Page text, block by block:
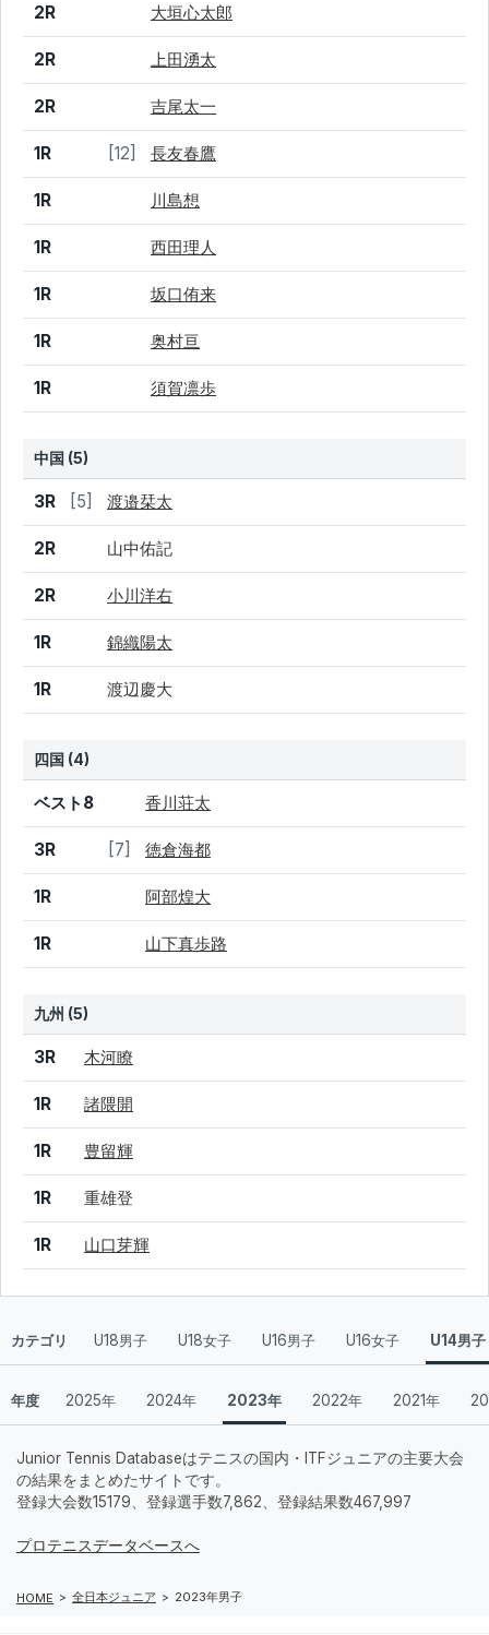
2R 大垣心太郎
2R 上田湧太
2R 吉尾太一
1R [12] 長友春鷹
1R 川島想
1R 西田理人
1R 坂口侑来
1R 奥村亘
1R 須賀凛歩
中国 (5)
結果 シード 選手名
3R [5] 渡邉栞太
2R 山中佑記
2R 小川洋右
1R 錦織陽太
1R 渡辺慶大
四国 (4)
結果 シード 選手名
ベスト8 香川荘太
3R [7] 徳倉海都
1R 阿部煌大
1R 山下真歩路
九州 (5)
結果 シード
3R 木河瞭
1R 諸隈開
1R 豊留輝
1R 重雄登
1R 山口芽輝
カテゴリ U18男子 U18女子 U16男子 U16女子 U14男子
年度 2025年 2024年 2023年 2022年 2021年
Junior Tennis Databaseはテニスの国内・ITFジュニアの主要大会
の結果をまとめたサイトです。
登録大会数15179、登録選手数7,862、登録結果数467,997
プロテニスデータベースへ
HOME 全日本ジュニア 2023年男子